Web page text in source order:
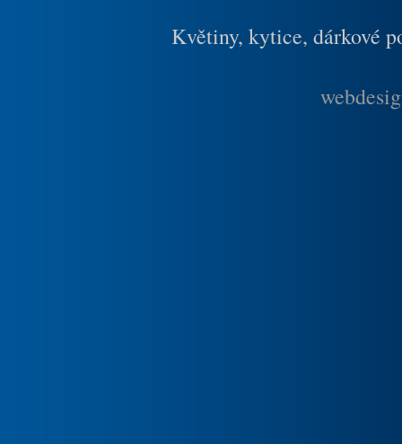
Květiny, kytice, dárkové